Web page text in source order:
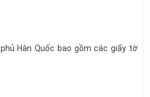
Hàn Quốc bao gồm các giấy tờ